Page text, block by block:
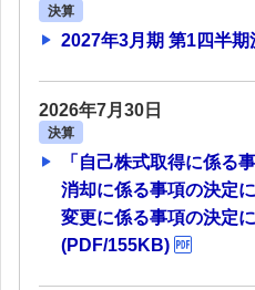
決算
2027年3月期 第1四半期
2026年7月30日
決算
「自己株式取得に係る
消却に係る事項の決定
変更に係る事項の決定
(PDF/155KB)